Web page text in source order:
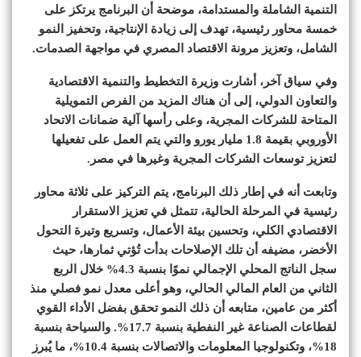
التنمية الشاملة والمستدامة، موضحة أن البرنامج يرتكز على
خمسة محاور رئيسية، تهدف إلى زيادة الإنتاجية، وتحفيز النمو
الشامل، وتعزيز مرونة الاقتصاد المصري في مواجهة الصدمات.
وفي سياق آخر، أشارت وزيرة التخطيط والتنمية الاقتصادية
والتعاون الدولي، إلى أن هناك المزيد من الفرص التمويلية
المتاحة للشركات المجرية، وعلى رأسها آلية ضمانات الاتحاد
الأوروبي بقيمة 1.8 مليار يورو والتي يتم العمل على تفعيلها
لتعزيز توسعات الشركات المجرية وغيرها في مصر.
وتابعت أنه في إطار ذلك البرنامج، يتم التركيز على ثلاثة محاور
رئيسية في المرحلة الحالية، تتمثل في تعزيز الاستقرار
الاقتصادي الكلي، وتحسين بيئة الأعمال، وتسريع وتيرة التحول
الأخضر، مضيفه أن تلك الإصلاحات بدأت تُؤتي ثمارها، حيث
سجل الناتج المحلي الإجمالي نموًا بنسبة 4.3% خلال الربع
الثاني من العام المالي الحالي، وهو أعلى معدل نمو فصلي منذ
أكثر من عامين، متابعه أن ذلك النمو تحقق بفضل الأداء القوي
لقطاعات الصناعة غير النفطية بنسبة 17.7%. والسياحة بنسبة
18%، وتكنولوجيا المعلومات والاتصالات بنسبة 10.4%، ما يُبرز